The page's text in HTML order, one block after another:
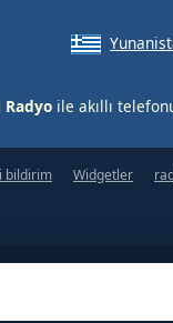
ile akıllı
bildirim Widgetler